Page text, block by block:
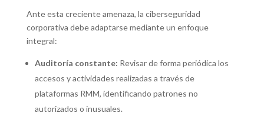
Ante esta creciente amenaza, la ciberseguridad
corporativa debe adaptarse mediante un enfoque
integral:
Auditoría constante: Revisar de forma periódica los
accesos y actividades realizadas a través de
plataformas RMM, identificando patrones no
autorizados o inusuales.